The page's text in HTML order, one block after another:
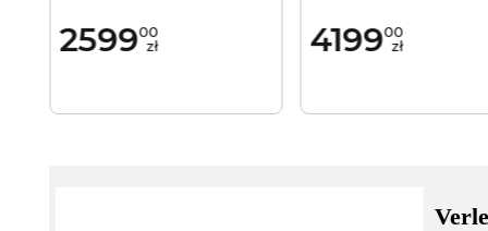
259900
zł
419900
zł